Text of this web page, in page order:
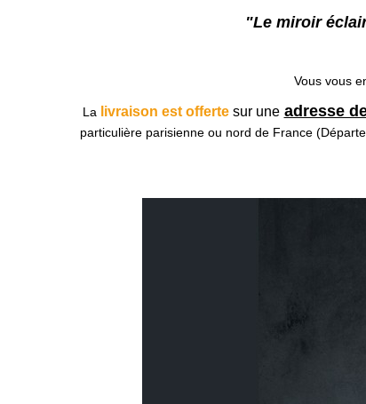
"Le miroir
Vous vous
La livraison est offerte sur une adresse
particulière parisienne ou nord de France